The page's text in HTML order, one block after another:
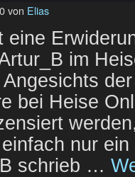
von Elias
eine
im
bei Heise
nur
schrieb …